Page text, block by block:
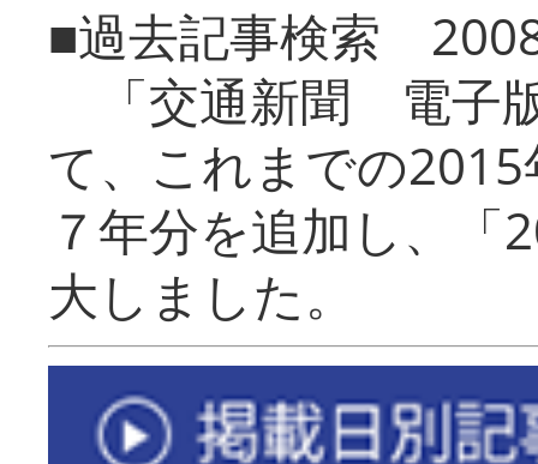
■過去記事検索
「交通新聞 電子
て、これまでの
７年分を追加し、「
大しまし